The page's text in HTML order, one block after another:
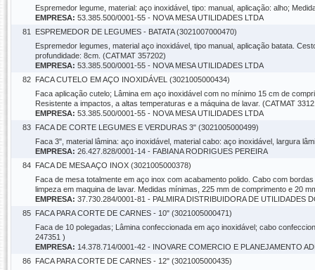
Espremedor legume, material: aço inoxidável, tipo: manual, aplicação: alho;
EMPRESA: 53.385.500/0001-55 - NOVA MESA UTILIDADES LTDA
81
ESPREMEDOR DE LEGUMES - BATATA (3021007000470)
Espremedor legumes, material aço inoxidável, tipo manual, aplicação batata.
profundidade: 8cm. (CATMAT 357202)
EMPRESA: 53.385.500/0001-55 - NOVA MESA UTILIDADES LTDA
82 FACA CUTELO EM AÇO INOXIDÁVEL (3021005000434)
Faca aplicação cutelo; Lâmina em aço inoxidável com no mínimo 15 cm de
Resistente a impactos, a altas temperaturas e a máquina de lavar. (CATMAT
EMPRESA: 53.385.500/0001-55 - NOVA MESA UTILIDADES LTDA
83 FACA DE CORTE LEGUMES E VERDURAS 3" (3021005000499)
Faca 3", material lâmina: aço inoxidável, material cabo: aço inoxidável, largura
EMPRESA: 26.427.828/0001-14 - FABIANA RODRIGUES PEREIRA
84 FACA DE MESA AÇO INOX (3021005000378)
Faca de mesa totalmente em aço inox com acabamento polido. Cabo com
limpeza em maquina de lavar. Medidas mínimas, 225 mm de comprimento e 20
EMPRESA: 37.730.284/0001-81 - PALMIRA DISTRIBUIDORA DE UTILIDADES
85 FACA PARA CORTE DE CARNES - 10" (3021005000471)
Faca de 10 polegadas; Lâmina confeccionada em aço inoxidável; cabo
247351 )
EMPRESA: 14.378.714/0001-42 - INOVARE COMERCIO E PLANEJAMENTO
86 FACA PARA CORTE DE CARNES - 12" (3021005000435)